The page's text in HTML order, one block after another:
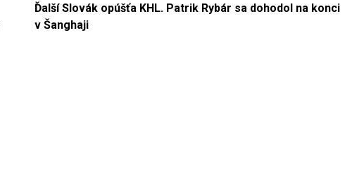
Ďalší Slovák opúšťa KHL. Patrik Rybár sa dohodol na konci
v Šanghaji